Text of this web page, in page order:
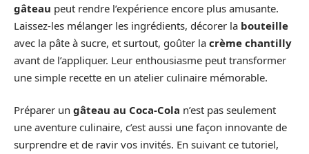
gâteau peut rendre l’expérience encore plus amusante.
Laissez-les mélanger les ingrédients, décorer la bouteille
avec la pâte à sucre, et surtout, goûter la crème chantilly
avant de l’appliquer. Leur enthousiasme peut transformer
une simple recette en un atelier culinaire mémorable.
Préparer un gâteau au Coca-Cola n’est pas seulement
une aventure culinaire, c’est aussi une façon innovante de
surprendre et de ravir vos invités. En suivant ce tutoriel,